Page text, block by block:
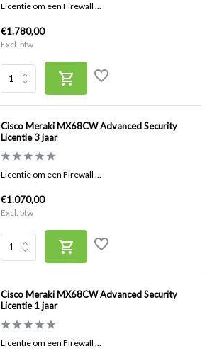
Licentie om een Firewall ...
€1.780,00
Excl. btw
Cisco Meraki MX68CW Advanced Security
Licentie 3 jaar
Licentie om een Firewall ...
€1.070,00
Excl. btw
Cisco Meraki MX68CW Advanced Security
Licentie 1 jaar
Licentie om een Firewall ...